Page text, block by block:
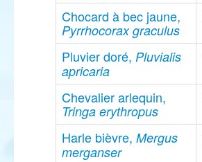
Chocard à bec jaune,
Pyrrhocorax graculus
Pluvier doré, Pluvialis
apricaria
Chevalier arlequin,
Tringa erythropus
Harle bièvre, Mergus
merganser